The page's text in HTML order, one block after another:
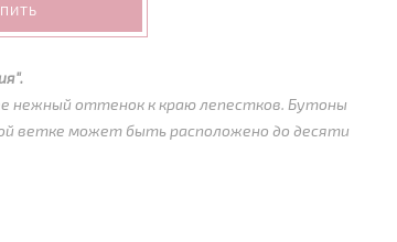
нежный оттенок к краю лепестков. Бутоны
ветке может быть расположено до десяти